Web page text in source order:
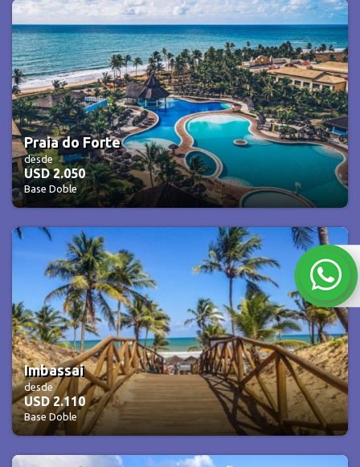
Praia do Forte
desde
USD 2.050
Base Doble
Imbassai
desde
USD 2.110
Base Doble